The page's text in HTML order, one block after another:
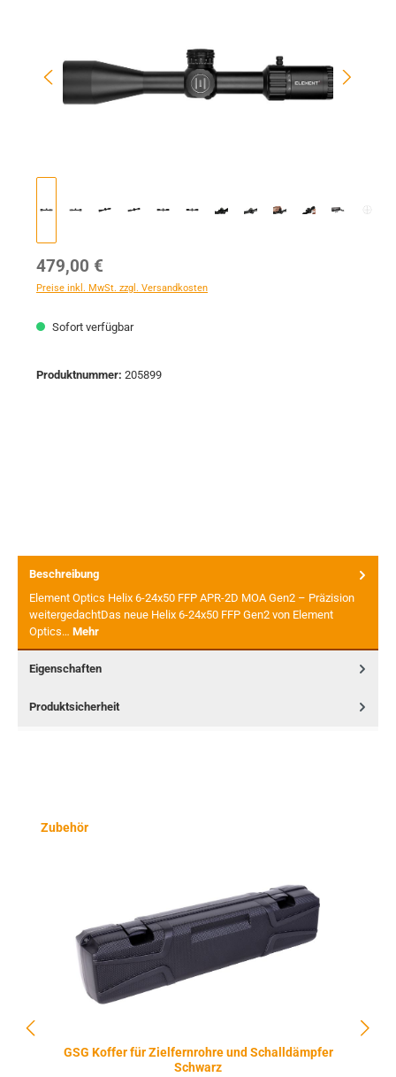
Regulärer Preis:
479,00 €
Preise inkl. MwSt. zzgl. Versandkosten
Sofort verfügbar
Produktnummer: 205899
Beschreibung
Element Optics Helix 6-24x50 FFP APR-2D MOA Gen2 – Präzision
weitergedachtDas neue Helix 6-24x50 FFP Gen2 von Element
Optics… Mehr
Eigenschaften
Produktsicherheit
Produktgalerie überspringen
Zubehör
GSG Koffer für Zielfernrohre und Schalldämpfer
Schwarz